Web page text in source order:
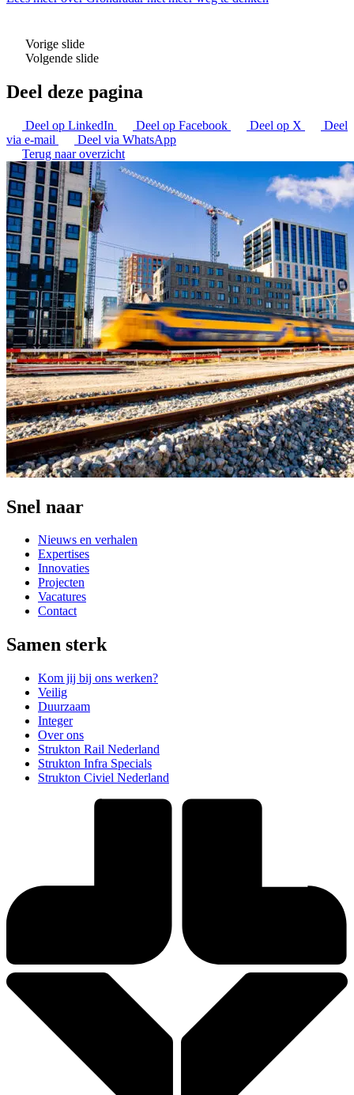
Vorige slide
Volgende slide
Deel deze pagina
Deel op LinkedIn Deel op Facebook Deel op X
Deel
via e-mail
Deel via WhatsApp
Terug naar overzicht
Snel naar
Nieuws en verhalen
Expertises
Innovaties
Projecten
Vacatures
Contact
Samen sterk
Kom jij bij ons werken?
Veilig
Duurzaam
Integer
Over ons
Strukton Rail Nederland
Strukton Infra Specials
Strukton Civiel Nederland